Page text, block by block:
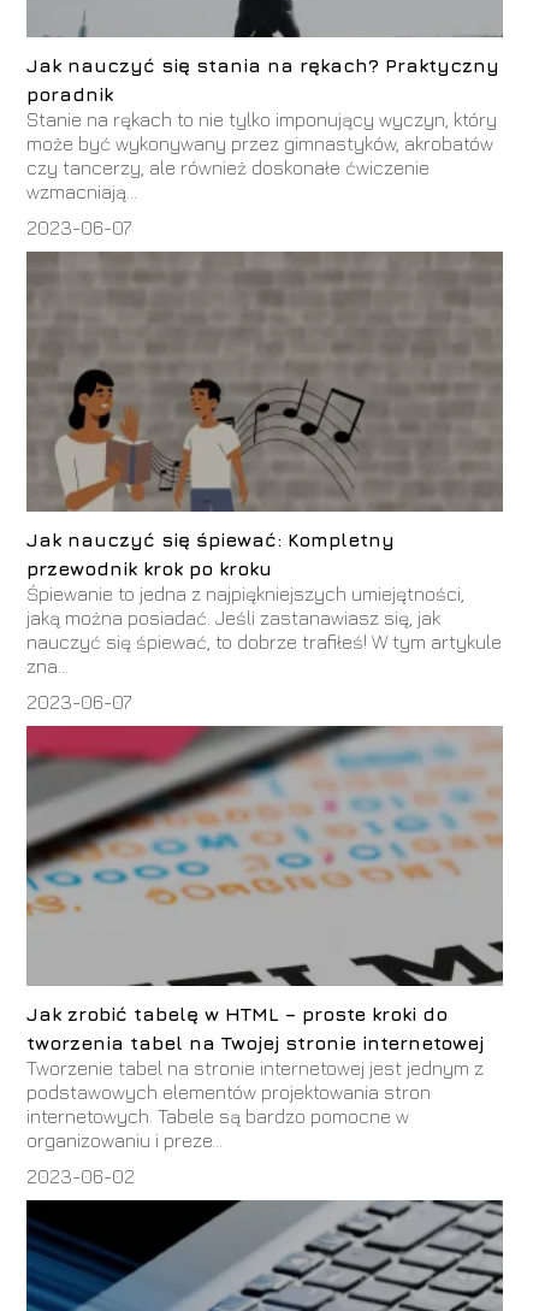
Jak nauczyć się stania na rękach? Praktyczny
poradnik
Stanie na rękach to nie tylko imponujący wyczyn, który
może być wykonywany przez gimnastyków, akrobatów
czy tancerzy, ale również doskonałe ćwiczenie
wzmacniają...
2023-06-07
Jak nauczyć się śpiewać: Kompletny
przewodnik krok po kroku
Śpiewanie to jedna z najpiękniejszych umiejętności,
jaką można posiadać. Jeśli zastanawiasz się, jak
nauczyć się śpiewać, to dobrze trafiłeś! W tym artykule
zna...
2023-06-07
Jak zrobić tabelę w HTML – proste kroki do
tworzenia tabel na Twojej stronie internetowej
Tworzenie tabel na stronie internetowej jest jednym z
podstawowych elementów projektowania stron
internetowych. Tabele są bardzo pomocne w
organizowaniu i preze...
2023-06-02